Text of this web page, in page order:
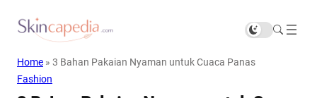
Home » 3 Bahan Pakaian Nyaman untuk Cuaca Panas
Fashion